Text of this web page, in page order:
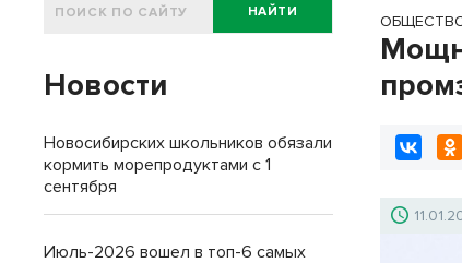
НАЙТИ
Новости
Новосибирских школьников обязали
кормить морепродуктами с 1
сентября
Июль-2026 вошел в топ-6 самых